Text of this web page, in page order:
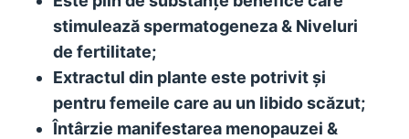
stimulează spermatogeneza & Niveluri
de fertilitate;
Extractul din plante este potrivit și
pentru femeile care au un libido scăzut;
Întârzie manifestarea menopauzei &